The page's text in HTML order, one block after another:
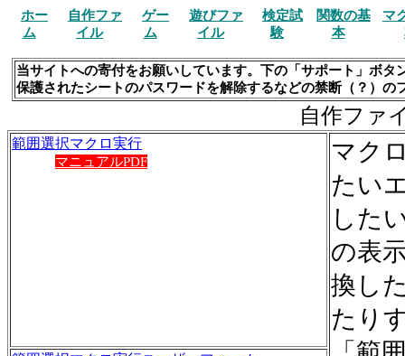
ホー
ム
自作ファ
イル
ゲー
ム
遊びファ
イル
検定試
験
関数の基
本
マ
当サイトへの寄付をお願いしています。下の「サポート」ボ
保護されたシートのパスワードを解除するなどの禁断（？）
自作ファ
範囲選択マクロ実行
マニュアルPDF
マク
たい
した
の表
換し
たり